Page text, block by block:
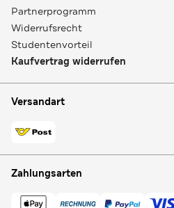
Partnerprogramm
Widerrufsrecht
Studentenvorteil
Kaufvertrag widerrufen
Versandart
Zahlungsarten